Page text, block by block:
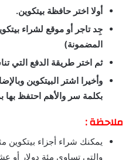
أولا اختر حافظة بيتكوين.
جِد تاجر أو موقع لشراء
المضمونة)
ثم اختر طريقة الدفع التي
وأخيرا اشتر البيتكوين
بكلمة سر والأهم احتفظ بها
ملاحظة:
والتي تساوي مئة دولار أو